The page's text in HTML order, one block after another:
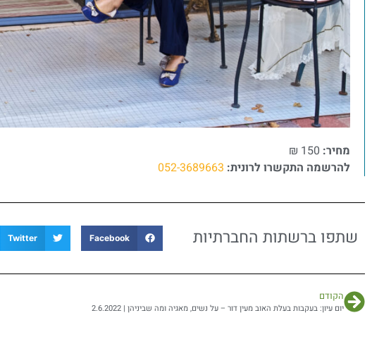
מחיר:
להרשמה התקשרו לרונית: 052-3689663
שתפו ברשתות החברתיות Facebook
Twitter
הקודם
יום עיון: בעקבות בעלת האוב מעין דור – על נשים, מאגיה ומה שביניהן | 2.6.2022